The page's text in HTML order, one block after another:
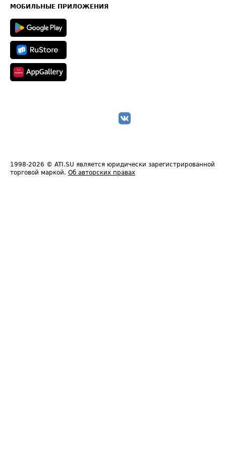
Техническая информация
МОБИЛЬНЫЕ ПРИЛОЖЕНИЯ
1998-2026 © ATI.SU является юридически зарегистрированной
торговой маркой. Об авторских правах